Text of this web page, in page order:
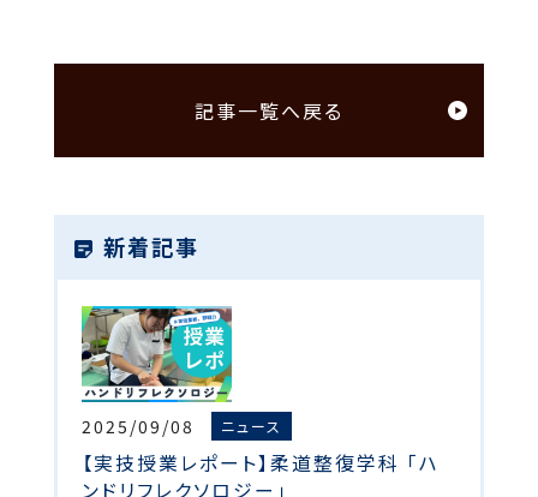
記事一覧へ戻る
新着記事
2025/09/08 ニュース
【実技授業レポート】柔道整復学科 「ハ
ンドリフレクソロジー」